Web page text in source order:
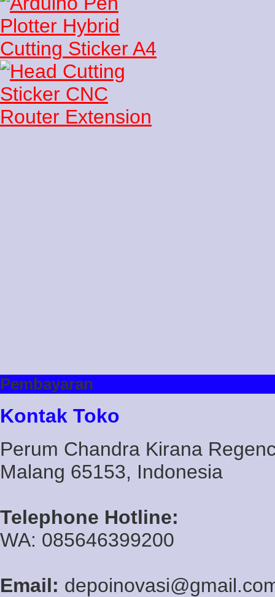
Pembayaran
Kontak Toko
Perum Chandra Kirana
Malang 65153, Indonesia
Telephone Hotline:
WA: 085646399200
Email: